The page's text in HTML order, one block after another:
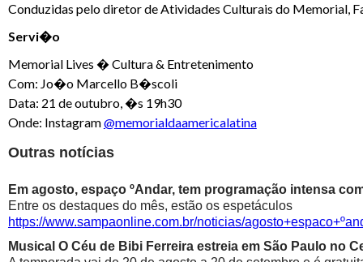
Conduzidas pelo diretor de Atividades Culturais do Memorial,
Servi�o
Memorial Lives � Cultura & Entretenimento
Com: Jo�o Marcello B�scoli
Data: 21 de outubro, �s 19h30
Onde: Instagram@memorialdaamericalatina
Outras notícias
Em agosto, espaço ºAndar, tem programação intensa
Entre os destaques do mês, estão os espetáculos
https://www.sampaonline.com.br/noticias/
Musical O Céu de Bibi Ferreira estreia em São Paulo no